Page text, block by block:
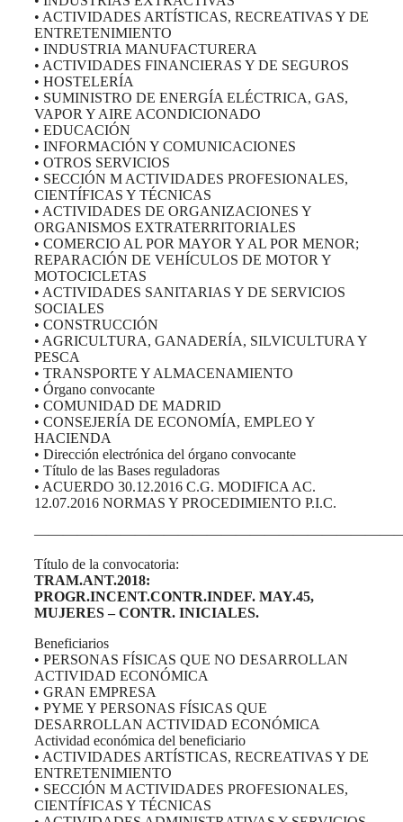
• ACTIVIDADES ARTÍSTICAS, RECREATIVAS Y DE
ENTRETENIMIENTO
• INDUSTRIA MANUFACTURERA
• ACTIVIDADES FINANCIERAS Y DE SEGUROS
• HOSTELERÍA
• SUMINISTRO DE ENERGÍA ELÉCTRICA, GAS,
VAPOR Y AIRE ACONDICIONADO
• EDUCACIÓN
• INFORMACIÓN Y COMUNICACIONES
• OTROS SERVICIOS
• SECCIÓN M ACTIVIDADES PROFESIONALES,
CIENTÍFICAS Y TÉCNICAS
• ACTIVIDADES DE ORGANIZACIONES Y
ORGANISMOS EXTRATERRITORIALES
• COMERCIO AL POR MAYOR Y AL POR MENOR;
REPARACIÓN DE VEHÍCULOS DE MOTOR Y
MOTOCICLETAS
• ACTIVIDADES SANITARIAS Y DE SERVICIOS
SOCIALES
• CONSTRUCCIÓN
• AGRICULTURA, GANADERÍA, SILVICULTURA Y
PESCA
• TRANSPORTE Y ALMACENAMIENTO
• Órgano convocante
• COMUNIDAD DE MADRID
• CONSEJERÍA DE ECONOMÍA, EMPLEO Y
HACIENDA
• Dirección electrónica del órgano convocante
• Título de las Bases reguladoras
• ACUERDO 30.12.2016 C.G. MODIFICA AC.
12.07.2016 NORMAS Y PROCEDIMIENTO P.I.C.
Título de la convocatoria:
TRAM.ANT.2018:
PROGR.INCENT.CONTR.INDEF. MAY.45,
MUJERES – CONTR. INICIALES.
Beneficiarios
• PERSONAS FÍSICAS QUE NO DESARROLLAN
ACTIVIDAD ECONÓMICA
• GRAN EMPRESA
• PYME Y PERSONAS FÍSICAS QUE
DESARROLLAN ACTIVIDAD ECONÓMICA
Actividad económica del beneficiario
• ACTIVIDADES ARTÍSTICAS, RECREATIVAS Y DE
ENTRETENIMIENTO
• SECCIÓN M ACTIVIDADES PROFESIONALES,
CIENTÍFICAS Y TÉCNICAS